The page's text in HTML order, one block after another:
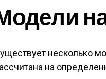
несколько
на